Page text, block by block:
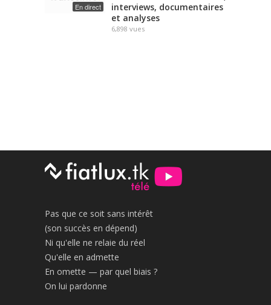
En direct
interviews, documentaires
et analyses
6,898 vues
Pas que ce soit sans intérêt
(son succès en dépend)
Ni qu'elle ne relaie du réel
Qu'elle en admette
En omette — par quel biais ?
On lui pardonne